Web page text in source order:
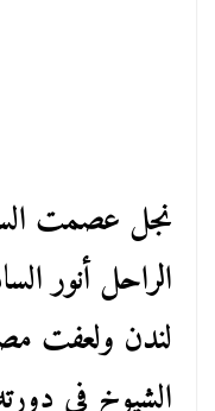
نجل عصمت
الراحل أنور
لندن ولعفت